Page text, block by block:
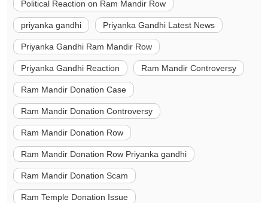
Political Reaction on Ram Mandir Row
priyanka gandhi Priyanka Gandhi Latest News
Priyanka Gandhi Ram Mandir Row
Priyanka Gandhi Reaction Ram Mandir Controversy
Ram Mandir Donation Case
Ram Mandir Donation Controversy
Ram Mandir Donation Row
Ram Mandir Donation Row Priyanka gandhi
Ram Mandir Donation Scam
Ram Temple Donation Issue